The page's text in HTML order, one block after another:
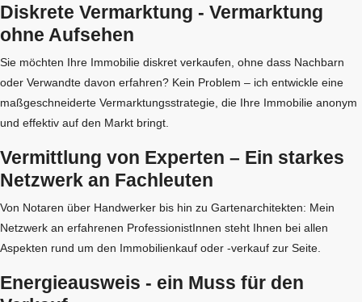
Diskrete Vermarktung - Vermarktung
ohne Aufsehen
Sie möchten Ihre Immobilie diskret verkaufen, ohne dass Nachbarn
oder Verwandte davon erfahren? Kein Problem – ich entwickle eine
maßgeschneiderte Vermarktungsstrategie, die Ihre Immobilie anonym
und effektiv auf den Markt bringt.
Vermittlung von Experten – Ein starkes
Netzwerk an Fachleuten
Von Notaren über Handwerker bis hin zu Gartenarchitekten: Mein
Netzwerk an erfahrenen ProfessionistInnen steht Ihnen bei allen
Aspekten rund um den Immobilienkauf oder -verkauf zur Seite.
Energieausweis - ein Muss für den